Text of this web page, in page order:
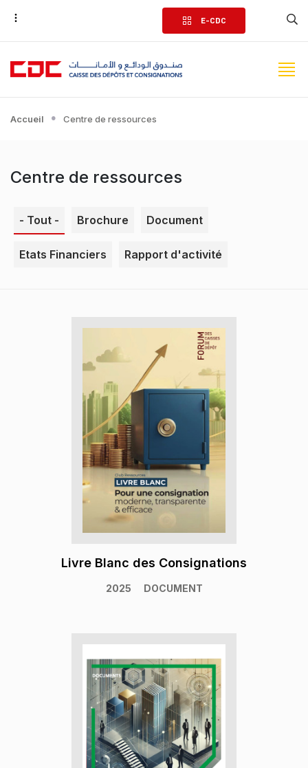
Aller
contenu
principal
E-CDC
Accueil Centre de ressources
Centre de ressources
- Tout - Brochure Document
Etats Financiers Rapport d'activité
Livre Blanc des Consignations
2025 DOCUMENT